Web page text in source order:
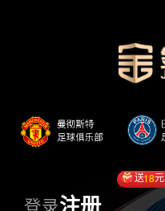
登录注册
送18元